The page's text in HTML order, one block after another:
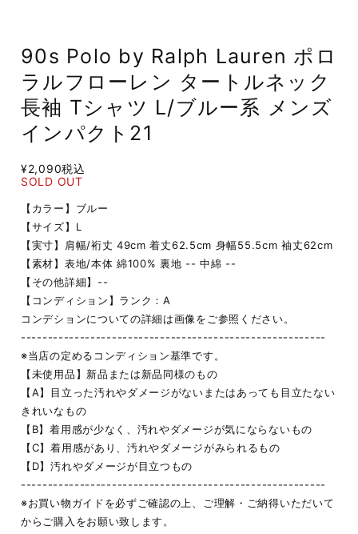
90s Polo by Ralph Lauren ポロ
ラルフローレン タートルネック
長袖 Tシャツ L/ブルー系 メンズ
インパクト21
¥2,090税込
SOLD OUT
【カラー】ブルー
【サイズ】L
【実寸】肩幅/裄丈 49cm 着丈62.5cm 身幅55.5cm 袖丈62cm
【素材】表地/本体 綿100% 裏地 -- 中綿 --
【その他詳細】--
【コンディション】ランク：A
コンデションについての詳細は画像をご参照ください。
---------------------------------------------------------
※当店の定めるコンディション基準です。
【未使用品】新品または新品同様のもの
【A】目立った汚れやダメージがないまたはあっても目立たない
きれいなもの
【B】着用感が少なく、汚れやダメージが気にならないもの
【C】着用感があり、汚れやダメージがみられるもの
【D】汚れやダメージが目立つもの
---------------------------------------------------------
※お買い物ガイドを必ずご確認の上、ご理解・ご納得いただいて
からご購入をお願い致します。